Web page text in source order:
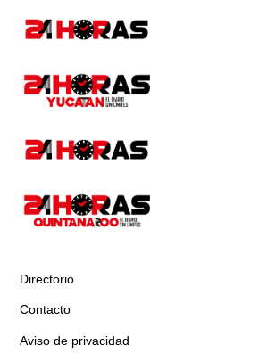
Directorio
Contacto
Aviso de privacidad